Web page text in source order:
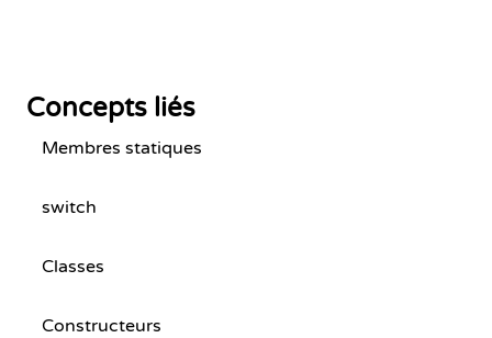
Concepts liés
Membres statiques
switch
Classes
Constructeurs